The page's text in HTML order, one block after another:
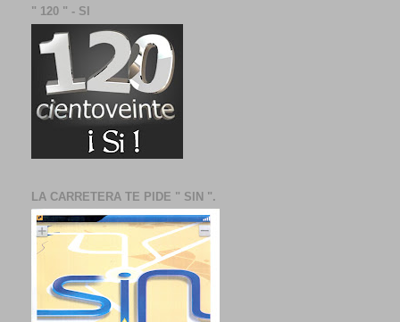
" 120 " - SI
LA CARRETERA TE PIDE " SIN ".